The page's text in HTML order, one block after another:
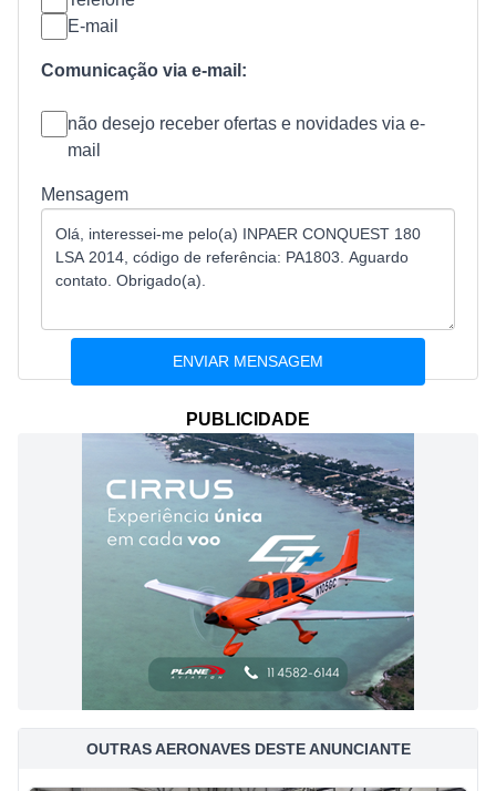
E-mail
Comunicação via e-mail:
não desejo receber ofertas e novidades via e-
mail
Mensagem
PUBLICIDADE
OUTRAS AERONAVES DESTE ANUNCIANTE